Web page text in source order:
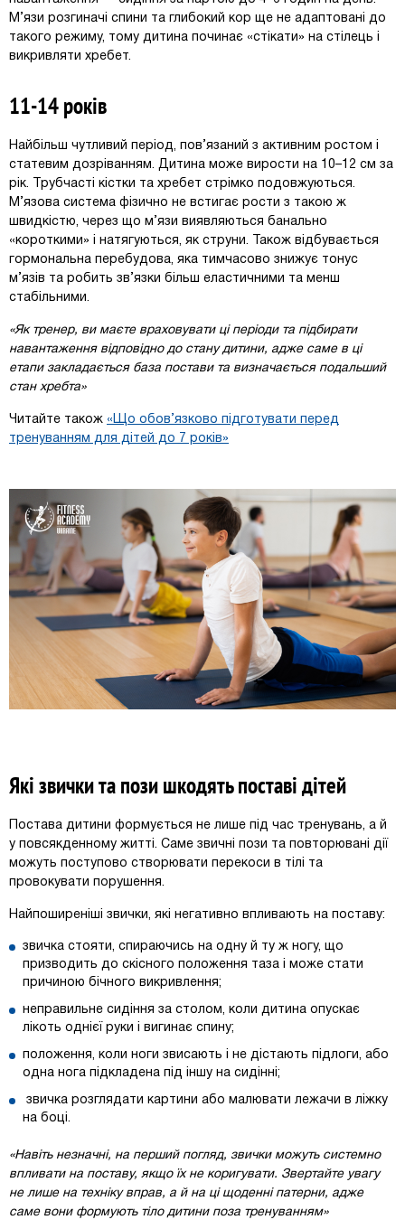
М’язи розгиначі спини та глибокий кор ще не адаптовані до
такого режиму, тому дитина починає «стікати» на стілець і
викривляти хребет.
11-14 років
Найбільш чутливий період, пов’язаний з активним ростом і
статевим дозріванням. Дитина може вирости на 10–12 см за
рік. Трубчасті кістки та хребет стрімко подовжуються.
М’язова система фізично не встигає рости з такою ж
швидкістю, через що м’язи виявляються банально
«короткими» і натягуються, як струни. Також відбувається
гормональна перебудова, яка тимчасово знижує тонус
м’язів та робить зв’язки більш еластичними та менш
стабільними.
«Як тренер, ви маєте враховувати ці періоди та підбирати
навантаження відповідно до стану дитини, адже саме в ці
етапи закладається база постави та визначається подальший
стан хребта»
Читайте також «Що обов’язково підготувати перед
тренуванням для дітей до 7 років»
Які звички та пози шкодять поставі дітей
Постава дитини формується не лише під час тренувань, а й
у повсякденному житті. Саме звичні пози та повторювані дії
можуть поступово створювати перекоси в тілі та
провокувати порушення.
Найпоширеніші звички, які негативно впливають на поставу:
звичка стояти, спираючись на одну й ту ж ногу, що
призводить до скісного положення таза і може стати
причиною бічного викривлення;
неправильне сидіння за столом, коли дитина опускає
лікоть однієї руки і вигинає спину;
положення, коли ноги звисають і не дістають підлоги, або
одна нога підкладена під іншу на сидінні;
звичка розглядати картини або малювати лежачи в ліжку
на боці.
«Навіть незначні, на перший погляд, звички можуть системно
впливати на поставу, якщо їх не коригувати. Звертайте увагу
не лише на техніку вправ, а й на ці щоденні патерни, адже
саме вони формують тіло дитини поза тренуванням»